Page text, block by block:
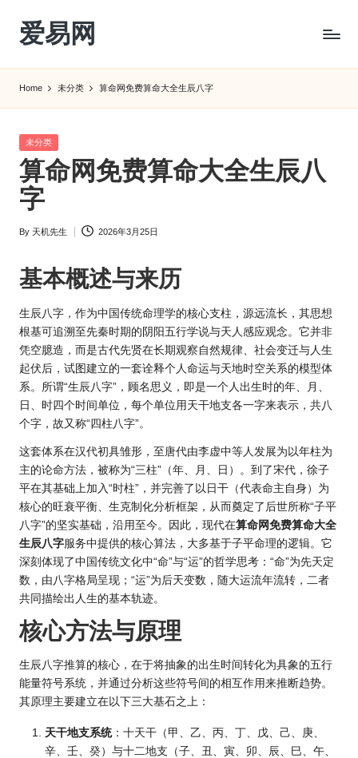
Skip
content
爱易网
转
农
历
阴
历
Home 未分类 算命网免费算命大全生辰八字
Posted
in
未分类
算命网免费算命大全生辰八
字
Posted
By 天机先生 2026年3月25日
基本概述与来历
生辰八字，作为中国传统命理学的核心支柱，源远流长，其思想
根基可追溯至先秦时期的阴阳五行学说与天人感应观念。它并非
凭空臆造，而是古代先贤在长期观察自然规律、社会变迁与人生
起伏后，试图建立的一套诠释个人命运与天地时空关系的模型体
系。所谓“生辰八字”，顾名思义，即是一个人出生时的年、月、
日、时四个时间单位，每个单位用天干地支各一字来表示，共八
个字，故又称“四柱八字”。
这套体系在汉代初具雏形，至唐代由李虚中等人发展为以年柱为
主的论命方法，被称为“三柱”（年、月、日）。到了宋代，徐子
平在其基础上加入“时柱”，并完善了以日干（代表命主自身）为
核心的旺衰平衡、生克制化分析框架，从而奠定了后世所称“子平
八字”的坚实基础，沿用至今。因此，现代在算命网免费算命大全
生辰八字服务中提供的核心算法，大多基于子平命理的逻辑。它
深刻体现了中国传统文化中“命”与“运”的哲学思考：“命”为先天定
数，由八字格局呈现；“运”为后天变数，随大运流年流转，二者
共同描绘出人生的基本轨迹。
核心方法与原理
生辰八字推算的核心，在于将抽象的出生时间转化为具象的五行
能量符号系统，并通过分析这些符号间的相互作用来推断趋势。
其原理主要建立在以下三大基石之上：
天干地支系统：十天干（甲、乙、丙、丁、戊、己、庚、
辛、壬、癸）与十二地支（子、丑、寅、卯、辰、巳、午、